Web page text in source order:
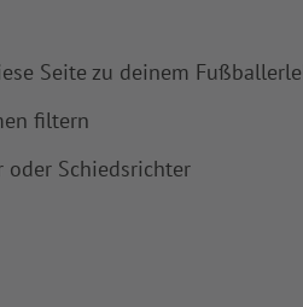
Seite zu deinem
filtern
oder Schiedsrichter